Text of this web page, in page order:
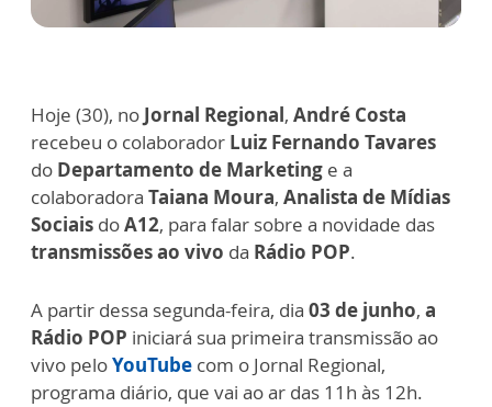
Hoje (30), no Jornal Regional, André Costa
recebeu o colaborador Luiz Fernando Tavares
do Departamento de Marketing e a
colaboradora Taiana Moura, Analista de Mídias
Sociais doA12, para falar sobre a novidade das
transmissões ao vivo da Rádio POP.
A partir dessa segunda-feira, dia 03 de junho, a
Rádio POP iniciará sua primeira transmissão ao
vivo peloYouTube com o Jornal Regional,
programa diário, que vai ao ar das 11h às 12h.